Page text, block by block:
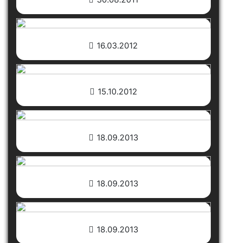
16.03.2012
15.10.2012
18.09.2013
18.09.2013
18.09.2013